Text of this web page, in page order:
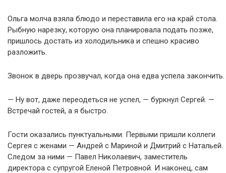
Ольга молча взяла блюдо и переставила его на край стола.
Рыбную нарезку, которую она планировала подать позже,
пришлось достать из холодильника и спешно красиво
разложить.
Звонок в дверь прозвучал, когда она едва успела закончить.
— Ну вот, даже переодеться не успел, — буркнул Сергей. —
Встречай гостей, а я быстро.
Гости оказались пунктуальными. Первыми пришли коллеги
Сергея с женами — Андрей с Мариной и Дмитрий с Натальей.
Следом за ними — Павел Николаевич, заместитель
директора с супругой Еленой Петровной. И наконец, сам